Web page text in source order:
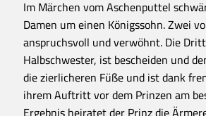
Im Märchen vom Aschenputtel
Damen um einen Königssohn. Zwei
anspruchsvoll und verwöhnt. Die
Halbschwester, ist bescheiden und
die zierlicheren Füße und ist dank
ihrem Auftritt vor dem Prinzen am